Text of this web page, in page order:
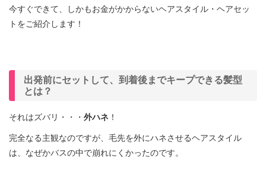
今すぐできて、しかもお金がかからないヘアスタイル・ヘアセッ
トをご紹介します！
出発前にセットして、到着後までキープできる髪型
とは？
それはズバリ・・・ 外ハネ ！
完全なる主観なのですが、毛先を外にハネさせるヘアスタイル
は、なぜかバスの中で崩れにくかったのです。